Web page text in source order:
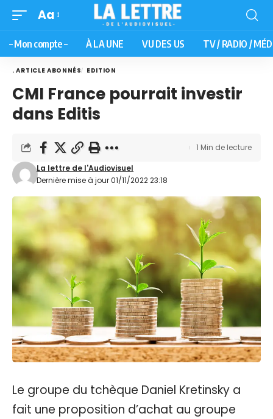
Aa
– Mon compte – À LA UNE VU DES US TV / RADIO /
. ARTICLE ABONNÉS EDITION
CMI France pourrait investir
dans Editis
Dernière mise à jour 01/11/2022 23:18
La lettre de l'Audiovisuel
1 Min de lecture
Le groupe du tchèque Daniel Kretinsky a
fait une proposition d’achat au groupe